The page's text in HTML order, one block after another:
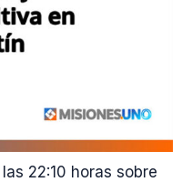
22:10 horas sobre